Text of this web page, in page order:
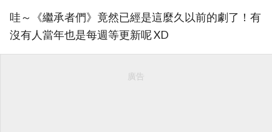
哇～《繼承者們》竟然已經是這麼久以前的劇了！有
沒有人當年也是每週等更新呢 XD
廣告